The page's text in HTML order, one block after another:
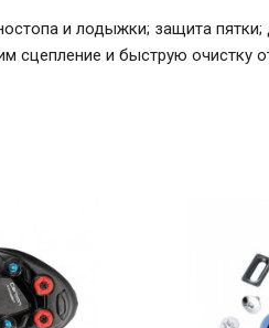
и лодыжки; защита
и быструю очистку от